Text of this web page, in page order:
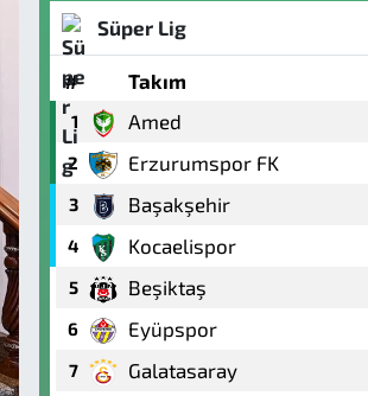
Süper Lig
# Takım
1 Amed
2 Erzurumspor FK
3 Başakşehir
4 Kocaelispor
5 Beşiktaş
6 Eyüpspor
7 Galatasaray